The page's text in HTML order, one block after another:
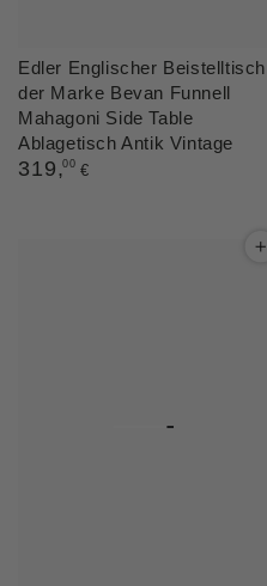
Edler Englischer Beistelltisch
der Marke Bevan Funnell
Mahagoni Side Table
Ablagetisch Antik Vintage
Regulärer
319,00 €